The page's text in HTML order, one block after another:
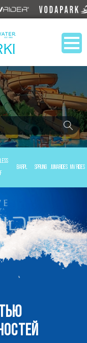
BARPL SPRUNG JUMARIDES MV RIDES